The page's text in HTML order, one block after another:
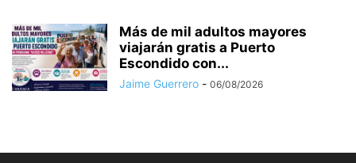
Más de mil adultos mayores
viajarán gratis a Puerto
Escondido con...
Jaime Guerrero - 06/08/2026